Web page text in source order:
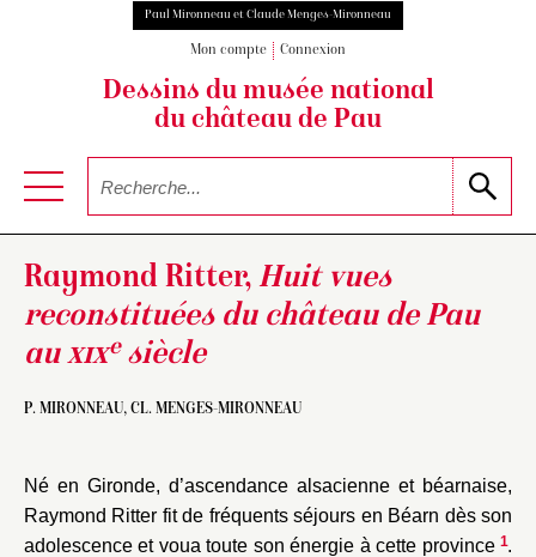
Paul Mironneau et Claude Menges-Mironneau
Mon compte Connexion
Dessins du musée national
du château de Pau
Raymond Ritter, Huit vues
reconstituées du château de Pau
auxixesiècle
P. MIRONNEAU, CL. MENGES-MIRONNEAU
Né en Gironde, d’ascendance alsacienne et béarnaise,
Raymond Ritter fit de fréquents séjours en Béarn dès son
adolescence et voua toute son énergie à cette province 1.